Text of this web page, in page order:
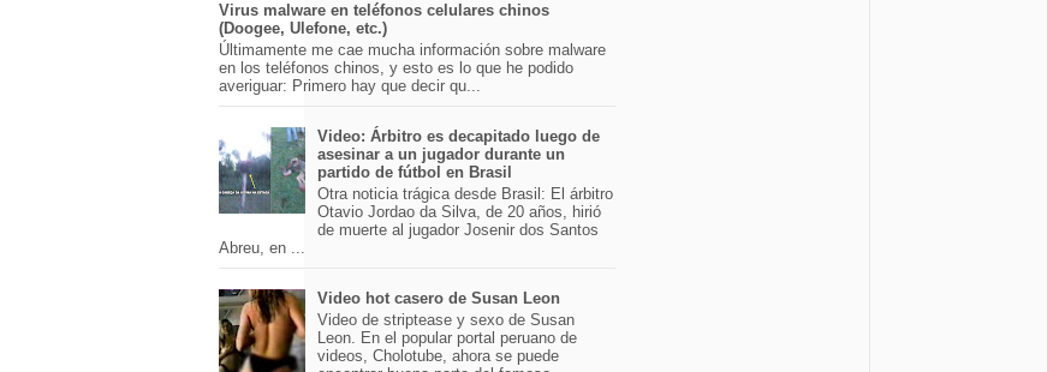
Virus malware en teléfonos celulares chinos
(Doogee, Ulefone, etc.)
Últimamente me cae mucha información sobre malware
en los teléfonos chinos, y esto es lo que he podido
averiguar: Primero hay que decir qu...
Video: Árbitro es decapitado luego de
asesinar a un jugador durante un
partido de fútbol en Brasil
Otra noticia trágica desde Brasil: El árbitro
Otavio Jordao da Silva, de 20 años, hirió
de muerte al jugador Josenir dos Santos
Abreu, en ...
Video hot casero de Susan Leon
Video de striptease y sexo de Susan
Leon. En el popular portal peruano de
videos, Cholotube, ahora se puede